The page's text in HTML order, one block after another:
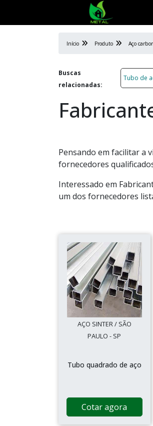
Início Produto Aço
Buscas
relacionadas:
Tubo de
Pensando em facilitar a
fornecedores
Interessado em
um dos fornecedores
AÇO SINTER / SÃO
PAULO - SP
Tubo quadrado de aço
Cotar agora